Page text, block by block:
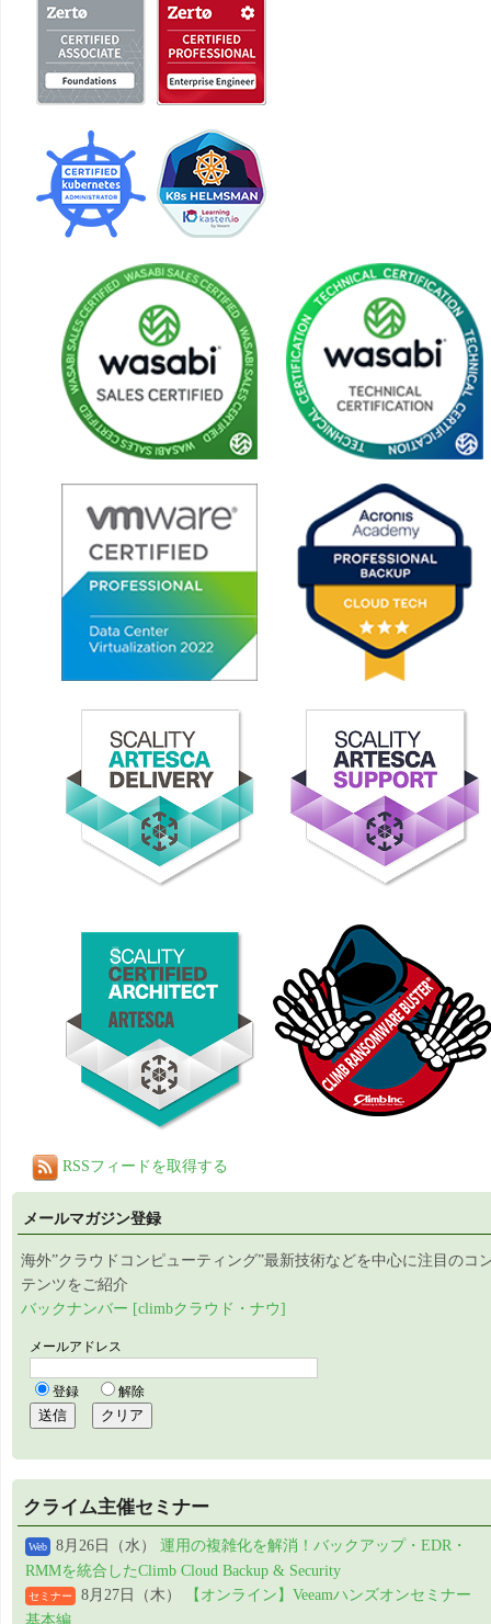
RSSフィードを取得する
メールマガジン登録
海外”クラウドコンピューティング”最新技術などを中心に注目のコ
テンツをご紹介
バックナンバー [climbクラウド・ナウ]
クライム主催セミナー
Web 8月26日（水） 運用の複雑化を解消！バックアップ・EDR・
RMMを統合したClimb Cloud Backup & Security
セミナー 8月27日（木）
【オンライン】Veeamハンズオンセミナー
基本編